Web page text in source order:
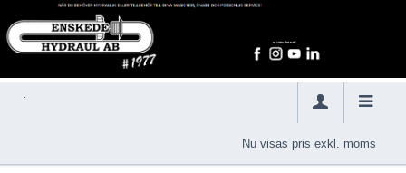
Nu visas pris exkl. moms